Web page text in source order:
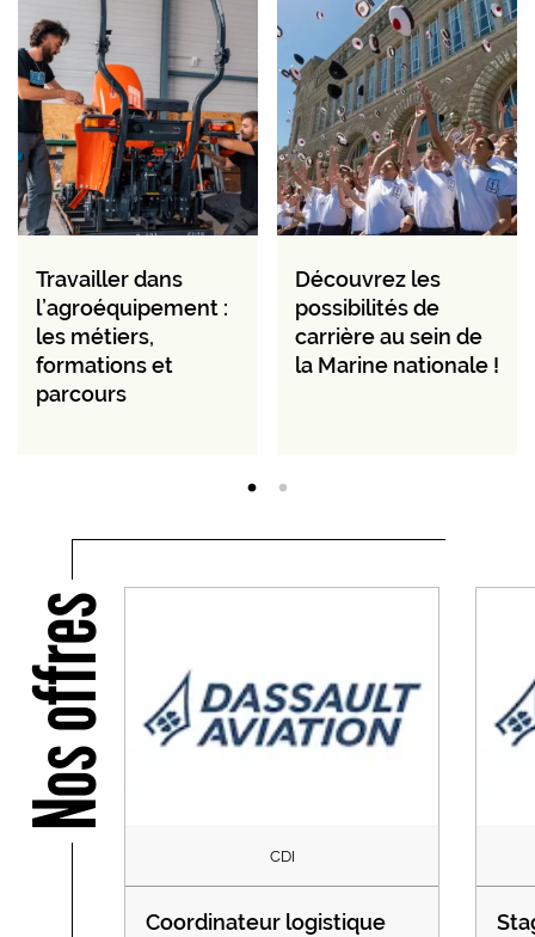
Travailler dans
l’agroéquipement :
les métiers,
formations et
parcours
Découvrez les
possibilités de
carrière au sein de
la Marine nationale !
Nos offres
CDI
Coordinateur logistique